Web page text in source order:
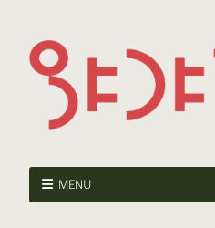
MENU